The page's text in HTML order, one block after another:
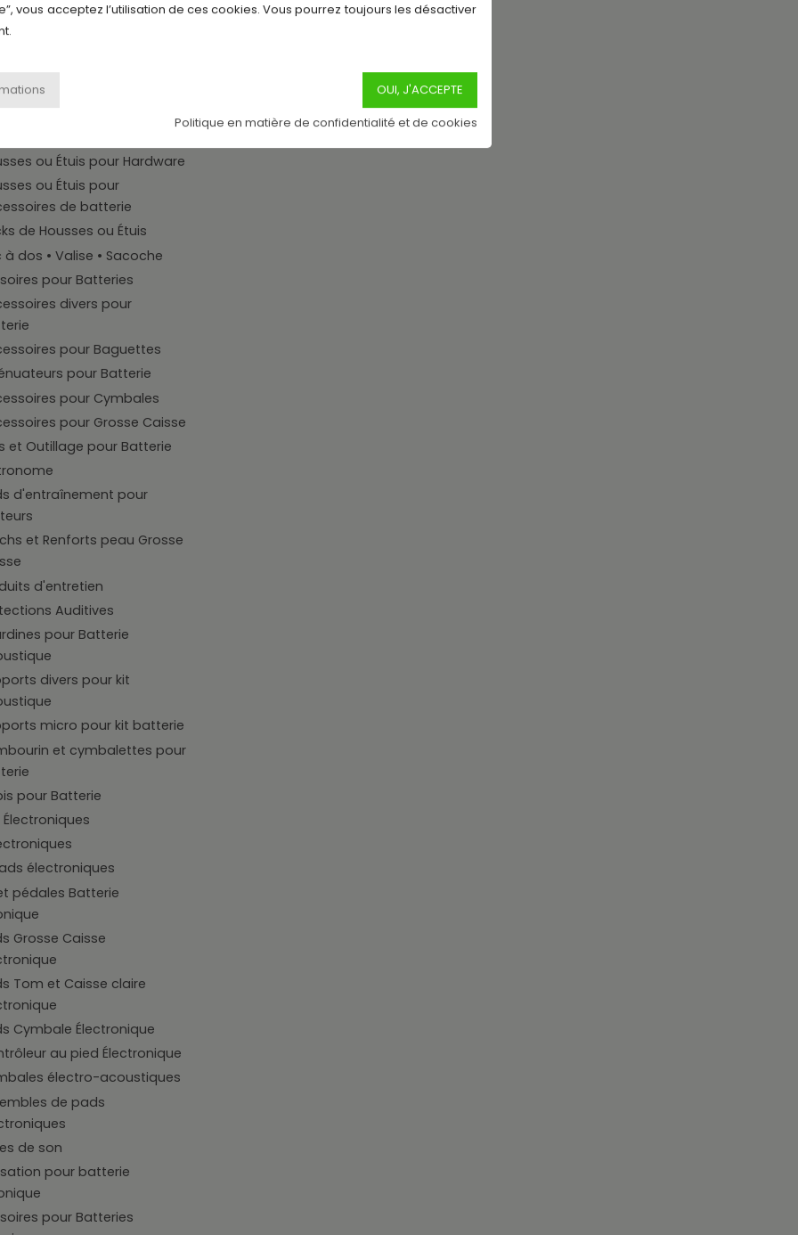
ou Étuis pour Caisse
ou Étuis pour
ou Étuis pour Hardware
ou Étuis pour
de batterie
de Housses ou Étuis
à dos • Valise • Sacoche
pour Batteries
divers pour
pour Baguettes
pour Batterie
pour Cymbales
pour Grosse Caisse
et Outillage pour Batterie
d'entraînement pour
et Renforts peau Grosse
d'entretien
Auditives
pour Batterie
divers pour kit
micro pour kit batterie
et cymbalettes pour
pour Batterie
électroniques
pédales Batterie
Grosse Caisse
Tom et Caisse claire
Cymbale Électronique
au pied Électronique
électro-acoustiques
de pads
de son
pour batterie
pour Batteries
vous acceptez l’utilisation de ces cookies. Vous pourrez toujours les désactiver
Politique en matière de confidentialité et de cookies